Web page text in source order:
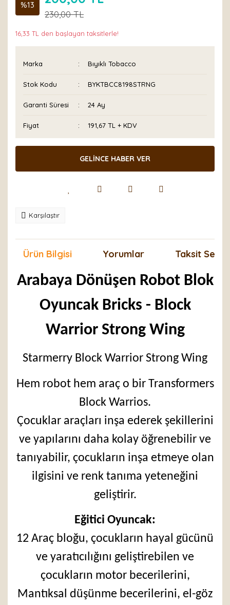
%13
230,00 TL
16,33 TL den başlayan taksitlerle!
Marka Bıyıklı Tobacco
Stok Kodu BYKTBCC8198STRNG
Garanti Süresi 24 Ay
Fiyat 191,67 TL + KDV
GELİNCE HABER VER
Karşılaştır
Ürün Bilgisi Yorumlar Taksit
Arabaya Dönüşen Robot Blok
Oyuncak Bricks - Block
Warrior Strong Wing
Starmerry Block Warrior Strong Wing
Hem robot hem araç o bir Transformers
Block Warrios.
Çocuklar araçları inşa ederek şekillerini
ve yapılarını daha kolay öğrenebilir ve
tanıyabilir, çocukların inşa etmeye olan
ilgisini ve renk tanıma yeteneğini
geliştirir.
Eğitici Oyuncak:
12 Araç bloğu, çocukların hayal gücünü
ve yaratıcılığını geliştirebilen ve
çocukların motor becerilerini,
Mantıksal düşünme becerilerini, el-göz